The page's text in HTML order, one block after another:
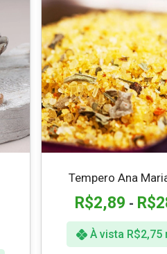
Tempero Ana
R$2,89 - R$
À vista R$2,75